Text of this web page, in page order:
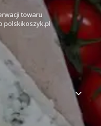
towaru
polskikoszyk.pl